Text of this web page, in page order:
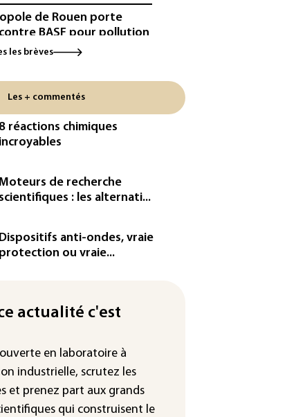
de Rouen porte
BASF pour pollution
de Golfech reconnectée
de livraison autonomes:
ouvre la voie à leur
investira 3,4 milliards
la future
européenne
VSD racheté par
Vianney d'Alançon
au plus bas depuis 1980
force" progressif de la
les prochains jours en
les brèves
Les + commentés
8 réactions chimiques
incroyables
Moteurs de recherche
scientifiques : les alternati...
Dispositifs anti-ondes, vraie
protection ou vraie...
actualité c'est
en laboratoire à
industrielle, scrutez les
et prenez part aux grands
qui construisent le